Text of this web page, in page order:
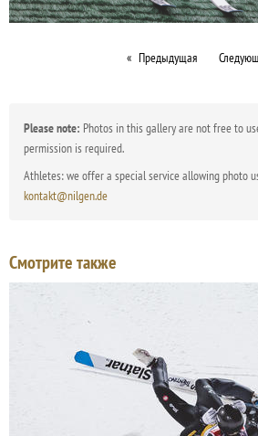
Предыдущая
Please note: Photos in this gallery are not free to
permission is required.
Athletes: we offer a special service allowing photo
kontakt@nilgen.de
Смотрите также